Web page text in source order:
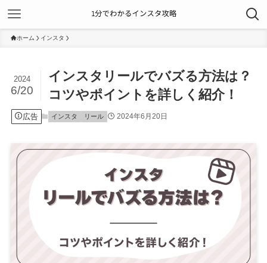
ホーム インスタ
インスタリールでバズる方法は？
コツやポイントを詳しく紹介！
2024
6/20
広告 インスタ リール 2024年6月20日